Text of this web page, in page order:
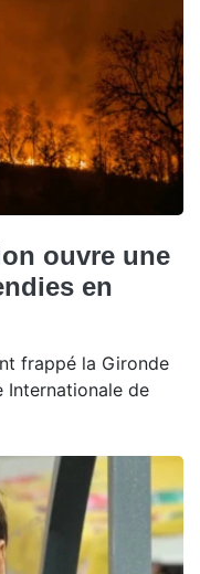
ouvre une
en
frappé la Gironde
Internationale de